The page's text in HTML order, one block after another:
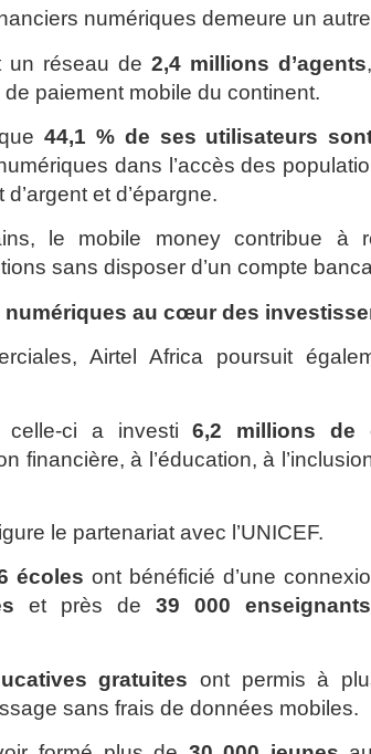
numériques demeure un
un réseau de 2,4 millions d’agents
paiement mobile du continent.
que44,1 % de ses utilisateurs
dans l’accès des
et d’épargne.
le mobile money contribue à
sans disposer d’un compte
numériques au cœur des
Airtel Africa poursuit
celle-ci a investi6,2 millions de
financière, à l’éducation, à
le partenariat avec l’UNICEF.
écoles ont bénéficié d’une
et près de39 000 enseignants
gratuites ont permis à
sans frais de données mobiles.